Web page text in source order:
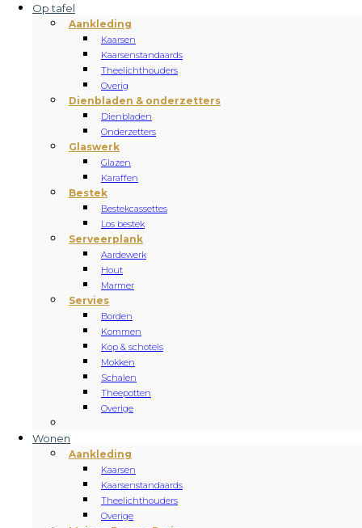
Op tafel
Aankleding
Kaarsen
Kaarsenstandaards
Theelichthouders
Overig
Dienbladen & onderzetters
Dienbladen
Onderzetters
Glaswerk
Glazen
Karaffen
Bestek
Bestekcassettes
Los bestek
Serveerplank
Aardewerk
Hout
Marmer
Servies
Borden
Kommen
Kop & schotels
Mokken
Schalen
Theepotten
Overige
Wonen
Aankleding
Kaarsen
Kaarsenstandaards
Theelichthouders
Overige